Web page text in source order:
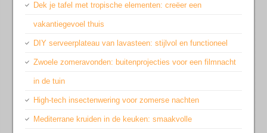
Dek je tafel met tropische elementen: creëer een
vakantiegevoel thuis
DIY serveerplateau van lavasteen: stijlvol en functioneel
Zwoele zomeravonden: buitenprojecties voor een filmnacht
in de tuin
High-tech insectenwering voor zomerse nachten
Mediterrane kruiden in de keuken: smaakvolle